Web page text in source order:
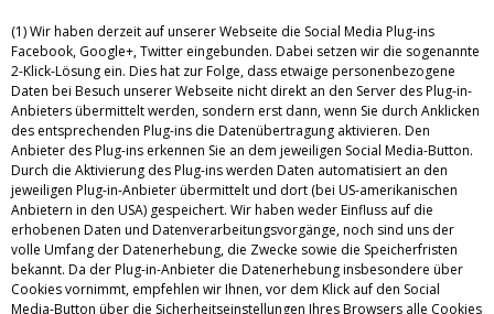
(1) Wir haben derzeit auf unserer Webseite die Social Media Plug-ins
Facebook, Google+, Twitter eingebunden. Dabei setzen wir die sogenannte
2-Klick-Lösung ein. Dies hat zur Folge, dass etwaige personenbezogene
Daten bei Besuch unserer Webseite nicht direkt an den Server des Plug-in-
Anbieters übermittelt werden, sondern erst dann, wenn Sie durch Anklicken
des entsprechenden Plug-ins die Datenübertragung aktivieren. Den
Anbieter des Plug-ins erkennen Sie an dem jeweiligen Social Media-Button.
Durch die Aktivierung des Plug-ins werden Daten automatisiert an den
jeweiligen Plug-in-Anbieter übermittelt und dort (bei US-amerikanischen
Anbietern in den USA) gespeichert. Wir haben weder Einfluss auf die
erhobenen Daten und Datenverarbeitungsvorgänge, noch sind uns der
volle Umfang der Datenerhebung, die Zwecke sowie die Speicherfristen
bekannt. Da der Plug-in-Anbieter die Datenerhebung insbesondere über
Cookies vornimmt, empfehlen wir Ihnen, vor dem Klick auf den Social
Media-Button über die Sicherheitseinstellungen Ihres Browsers alle Cookies